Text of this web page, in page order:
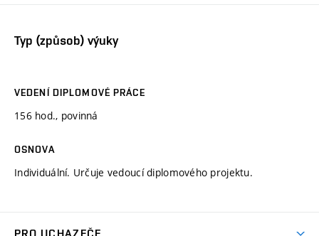
Typ (způsob) výuky
VEDENÍ DIPLOMOVÉ PRÁCE
156 hod., povinná
OSNOVA
Individuální. Určuje vedoucí diplomového projektu.